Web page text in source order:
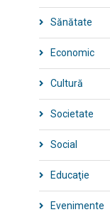
Sănătate
Economic
Cultură
Societate
Social
Educaţie
Evenimente